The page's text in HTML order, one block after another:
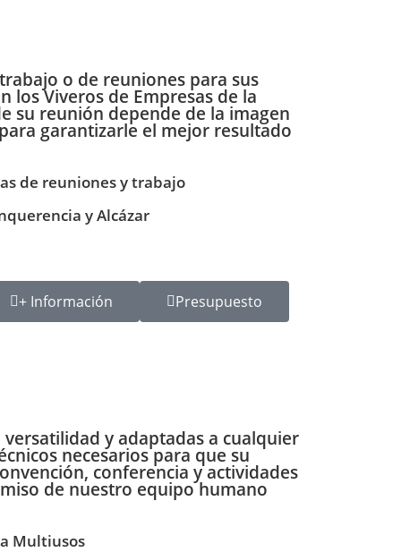
o de reuniones para sus
losViveros de Empresas de la
su reunión depende de la imagen
garantizarle el mejor resultado
de reuniones y trabajo
y Alcázar
+ Información Presupuesto
yadaptadas a cualquier
necesarios para que su
conferencia y actividades
de nuestro equipo humano
Multiusos